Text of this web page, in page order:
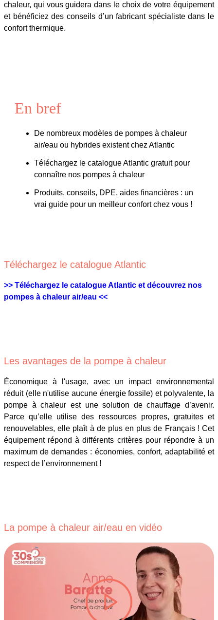
chaleur, qui vous guidera dans le choix de votre équipement
et bénéficiez des conseils d’un fabricant spécialiste dans le
confort thermique.
En bref
De nombreux modèles de pompes à chaleur
air/eau ou hybrides existent chez Atlantic
Téléchargez le catalogue Atlantic gratuit pour
connaître nos pompes à chaleur
Produits, conseils, DPE, aides financières : un
vrai guide pour un meilleur confort chez vous !
Téléchargez le catalogue Atlantic
>> Téléchargez le catalogue Atlantic et découvrez nos
pompes à chaleur air/eau <<
Les avantages de la pompe à chaleur
Économique à l'usage, avec un impact environnemental
réduit (elle n'utilise aucune énergie fossile) et polyvalente, la
pompe à chaleur est une solution de chauffage d’avenir.
Parce qu’elle utilise des ressources propres, gratuites et
renouvelables, elle plaît à de plus en plus de Français ! Cet
équipement répond à différents critères pour répondre à un
maximum de demandes : économies, confort, adaptabilité et
respect de l’environnement !
La pompe à chaleur air/eau en vidéo
lire la vidéo #TITRE-VIDEO